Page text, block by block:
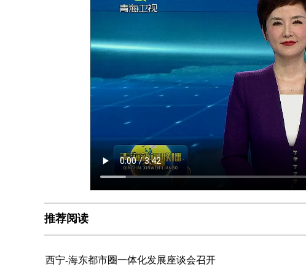
推荐阅读
西宁-海东都市圈一体化发展座谈会召开